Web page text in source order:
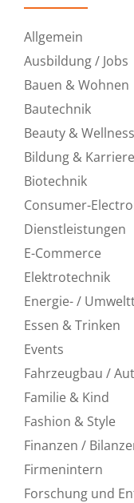
Allgemein
Ausbildung / Jobs
Bauen & Wohnen
Bautechnik
Beauty & Wellness
Bildung & Karriere
Biotechnik
Consumer-
Dienstleistungen
E-Commerce
Elektrotechnik
Energie- /
Essen & Trinken
Events
Fahrzeugbau /
Familie & Kind
Fashion & Style
Finanzen /
Firmenintern
Forschung und